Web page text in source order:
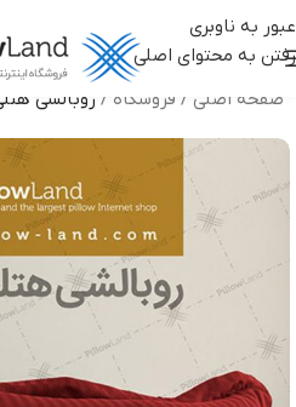
عبور به ناوبری
رفتن به محتوای اصلی
صفحه اصلی / فروشگاه / روبالشی هتلی